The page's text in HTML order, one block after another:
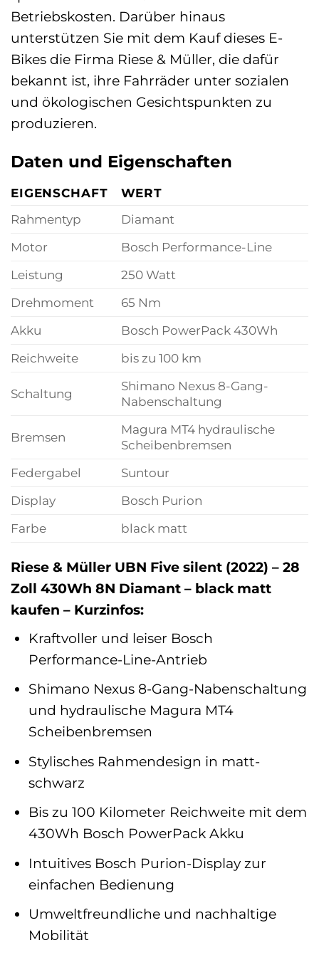
Betriebskosten. Darüber hinaus
unterstützen Sie mit dem Kauf dieses E-
Bikes die Firma Riese & Müller, die dafür
bekannt ist, ihre Fahrräder unter sozialen
und ökologischen Gesichtspunkten zu
produzieren.
Daten und Eigenschaften
EIGENSCHAFT
WERT
Rahmentyp
Diamant
Motor
Bosch Performance-Line
Leistung
250 Watt
Drehmoment
65 Nm
Akku
Bosch PowerPack 430Wh
Reichweite
bis zu 100 km
Schaltung
Shimano Nexus 8-Gang-
Nabenschaltung
Bremsen
Magura MT4 hydraulische
Scheibenbremsen
Federgabel
Suntour
Display
Bosch Purion
Farbe
black matt
Riese & Müller UBN Five silent (2022) – 28
Zoll 430Wh 8N Diamant – black matt
kaufen – Kurzinfos:
Kraftvoller und leiser Bosch
Performance-Line-Antrieb
Shimano Nexus 8-Gang-Nabenschaltung
und hydraulische Magura MT4
Scheibenbremsen
Stylisches Rahmendesign in matt-
schwarz
Bis zu 100 Kilometer Reichweite mit dem
430Wh Bosch PowerPack Akku
Intuitives Bosch Purion-Display zur
einfachen Bedienung
Umweltfreundliche und nachhaltige
Mobilität